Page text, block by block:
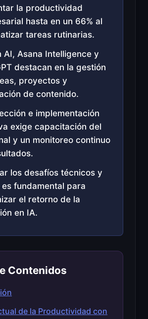
la productividad
hasta en un 66% al
tareas rutinarias.
AI, Asana Intelligence y
destacan en la gestión
proyectos y
de contenido.
e implementación
exige capacitación del
y un monitoreo continuo
los desafíos técnicos y
fundamental para
el retorno de la
en IA.
Contenidos
de la Productividad con